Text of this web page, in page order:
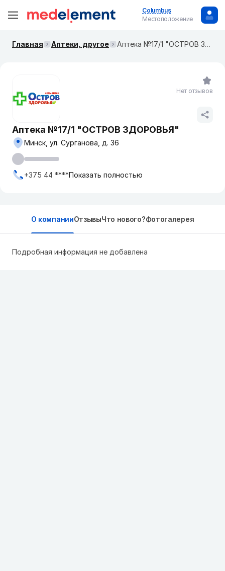
Columbus
Местоположение
Главная Аптеки, другое Аптека №17/1 "ОСТРОВ ЗДОРОВЬЯ"
Аптека №17/1 "ОСТРОВ ЗДОРОВЬЯ"
Минск, ул. Сурганова, д. 36
+375 44 ****Показать полностью
Нет отзывов
О компанииОтзывыЧто нового?Фотогалерея
Подробная информация не добавлена